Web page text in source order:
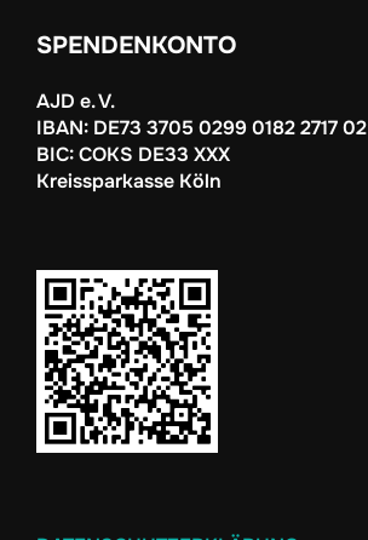
SPENDENKONTO
AJD e. V.
IBAN: DE73 3705 0299 0182 2717 02
BIC: COKS DE33 XXX
Kreissparkasse Köln